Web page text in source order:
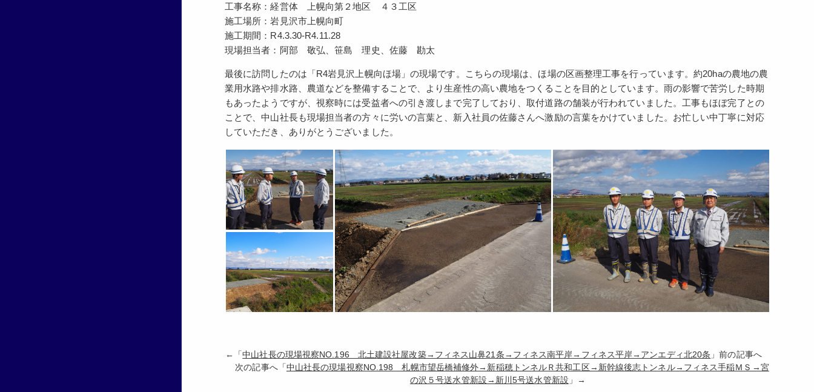
工事名称：経営体 上幌向第２地区 ４３工区
施工場所：岩見沢市上幌向町
施工期間：R4.3.30-R4.11.28
現場担当者：阿部 敬弘、笹島 理史、佐藤 勘太
最後に訪問したのは「R4岩見沢上幌向ほ場」の現場です。こちらの現場は、ほ場の区画整理工事を行っています。約20haの農地の農
業用水路や排水路、農道などを整備することで、より生産性の高い農地をつくることを目的としています。雨の影響で苦労した時期
もあったようですが、視察時には受益者への引き渡しまで完了しており、取付道路の舗装が行われていました。工事もほぼ完了との
ことで、中山社長も現場担当者の方々に労いの言葉と、新入社員の佐藤さんへ激励の言葉をかけていました。お忙しい中丁寧に対応
していただき、ありがとうございました。
←「中山社長の現場視察NO.196 北土建設社屋改築→フィネス山鼻21条→フィネス南平岸→フィネス平岸→アンエディ北20条 」前の記事へ
次の記事へ「 中山社長の現場視察NO.198 札幌市望岳橋補修外→新稲穂トンネルＲ共和工区→新幹線後志トンネル→フィネス手稲ＭＳ→宮
の沢５号送水管新設→新川5号送水管新設 」→